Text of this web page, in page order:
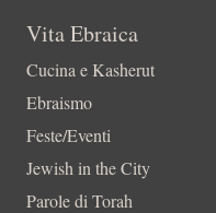
Vita Ebraica
Cucina e Kasherut
Ebraismo
Feste/Eventi
Jewish in the City
Parole di Torah